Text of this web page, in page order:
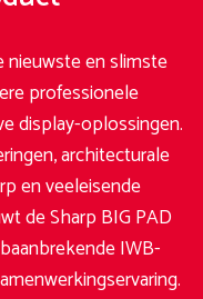
nieuwste en slimste
professionele
display-oplossingen.
architecturale
en veeleisende
de Sharp BIG PAD
IWB-